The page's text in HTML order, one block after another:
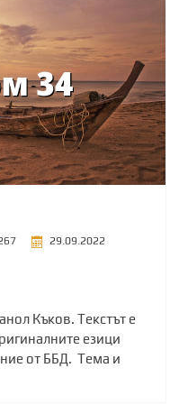
29.09.2022
Къков. Текстът е
езици
от ББД. Тема и